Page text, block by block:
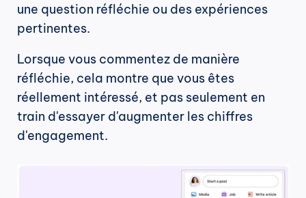
une question réfléchie ou des expériences
pertinentes.
Lorsque vous commentez de manière
réfléchie, cela montre que vous êtes
réellement intéressé, et pas seulement en
train d'essayer d'augmenter les chiffres
d'engagement.